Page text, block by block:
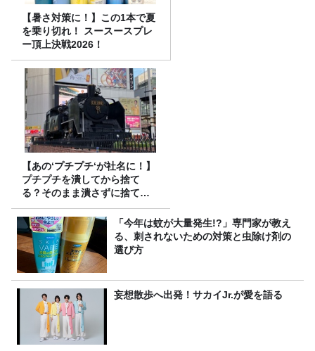
【暑さ対策に！】この1本で夏
を乗り切れ！ スースースプレ
ー頂上決戦2026！
【あの‘プチプチ‘が社名に！】
プチプチを潰してから捨て
る？そのまま潰さずに捨て
る？
「今年は蚊が大量発生!?」専門家が教え
る、刺されないための対策と虫除け剤の
選び方
妄想散歩へ出発！サカイJr.が愛を語る